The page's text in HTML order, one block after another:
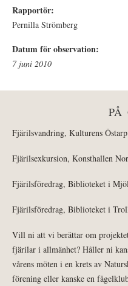
Rapportör:
Pernilla Strömberg
Datum för observation:
7 juni 2010
PÅ
Fjärilsvandring, Kulturens
Fjärilsexkursion, Konsthallen
Fjärilsföredrag, Biblioteket i
Fjärilsföredrag, Biblioteket i
Vill ni att vi berättar om
fjärilar i allmänhet? Håller ni
vårens möten i en krets av
förening eller kanske en